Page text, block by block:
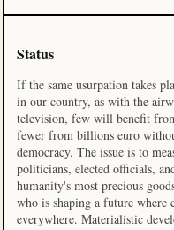
Status
If the same usurpation takes
in our country, as with the
television, few will benefit
fewer from billions euro
democracy. The issue is to
politicians, elected officials,
humanity's most precious
who is shaping a future
everywhere. Materialistic